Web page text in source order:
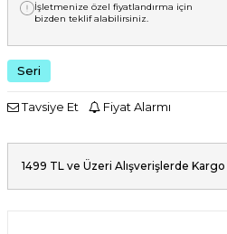
İşletmenize özel fiyatlandırma için
bizden teklif alabilirsiniz.
Seri
Tavsiye Et Fiyat Alarmı
1499 TL ve Üzeri Alışverişlerde